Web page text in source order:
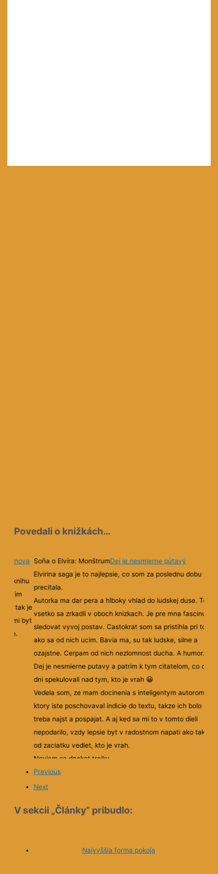
Povedali o knižkách…
odznova
knihu
tak je
mi byt
je.
Soňa o Elvíra: MonštrumDej je nesmierne pútavý
Elvirina saga je to najlepsie, co som za poslednu dobu
precitala.
Autorka ma dar pera a hlboky vhlad do ludskej duse. To
vsetko sa zrkadli v oboch knizkach. Je pre mna
sledovat vyvoj postav. Castokrat som sa pristihla pri tom,
ako sa od nich ucim. Bavia ma, su tak ludske, silne a
ozajstne. Cerpam od nich nezlomnost ducha. A humor.
Dej je nesmierne putavy a patrim k tym citatelom, co cele
dni spekulovali nad tym, kto je vrah 😀
Vedela som, ze mam docinenia s inteligentym autorom,
ktory iste poschovaval indicie do textu, takze ich bolo uz
treba najst a pospajat. A aj ked sa mi to v tomto dieli
nepodarilo, vzdy lepsie byt v radostnom napati ako takmer
od zaciatku vediet, kto je vrah.
Neviem sa dockat trojky.
Previous
Next
V sekcii „Články“ pribudlo:
Najvyššia forma pokoja